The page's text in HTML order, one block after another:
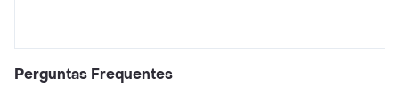
Perguntas Frequentes